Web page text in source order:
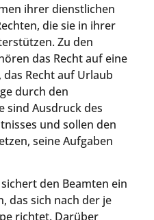
ihrer dienstlichen
die sie in ihrer
Zu den
das Recht auf eine
Recht auf Urlaub
durch den
sind Ausdruck des
und sollen den
seine Aufgaben
den Beamten ein
das sich nach der je
richtet. Darüber